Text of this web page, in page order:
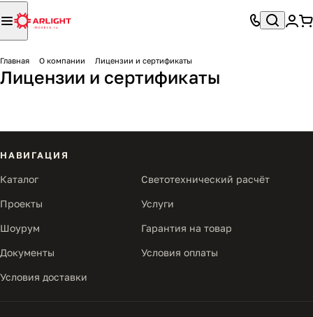
Главная О компании Лицензии и сертификаты
Лицензии и сертификаты
НАВИГАЦИЯ
Каталог Светотехнический расчёт
Проекты Услуги
Шоурум Гарантия на товар
Документы Условия оплаты
Условия доставки